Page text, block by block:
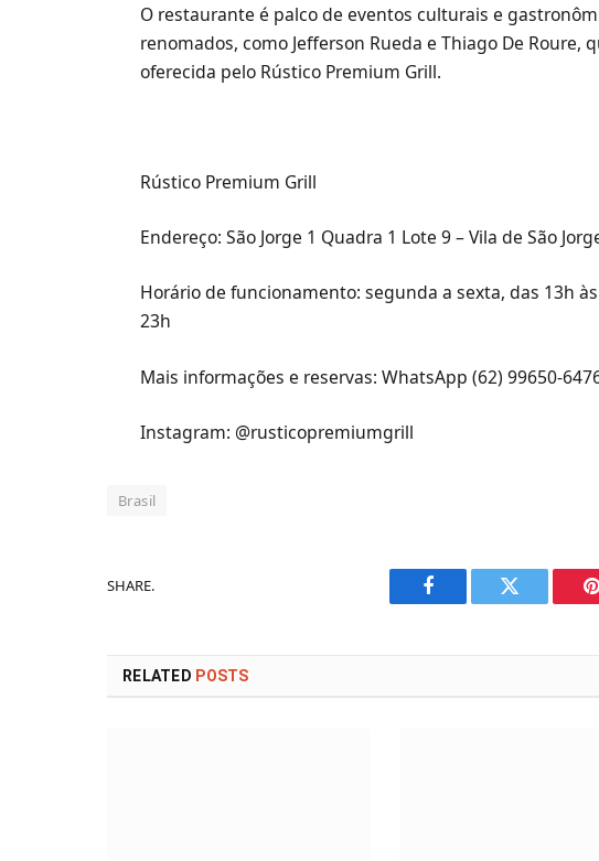
O restaurante é palco de eventos culturais e
renomados, como Jefferson Rueda e Thiago De Roure,
oferecida pelo Rústico Premium Grill.
Rústico Premium Grill
Endereço: São Jorge 1 Quadra 1 Lote 9 – Vila de São
Horário de funcionamento: segunda a sexta, das 13h
23h
Mais informações e reservas: WhatsApp (62) 99650-
Instagram: @rusticopremiumgrill
Brasil
SHARE.
Facebook Twitter
RELATED POSTS